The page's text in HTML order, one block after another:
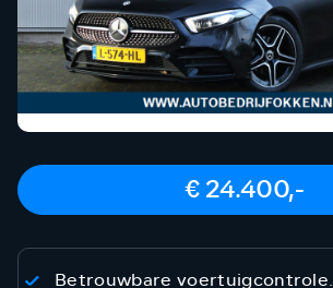
€ 24.400,-
Betrouwbare voertuigcontrole.